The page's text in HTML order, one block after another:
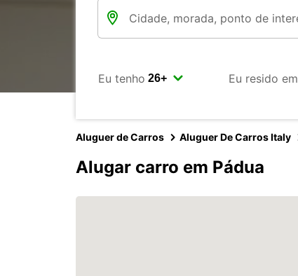
Eu tenho Eu resido em
Aluguer de Carros Aluguer De Carros Italy
Alugar carro em Pádua